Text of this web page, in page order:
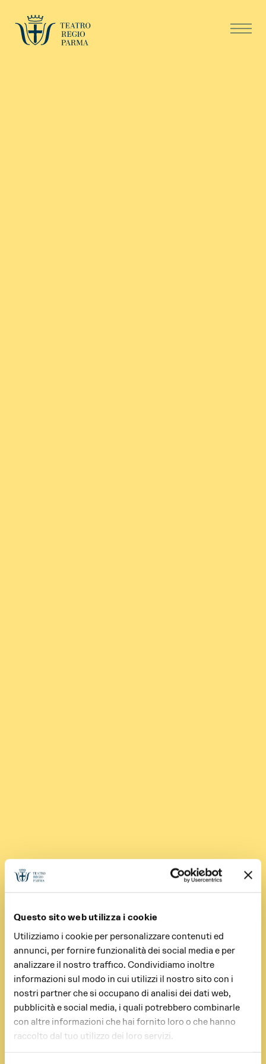
Questo sito web utilizza i cookie
Utilizziamo i cookie per personalizzare contenuti ed
annunci, per fornire funzionalità dei social media e per
analizzare il nostro traffico. Condividiamo inoltre
informazioni sul modo in cui utilizzi il nostro sito con i
nostri partner che si occupano di analisi dei dati web,
pubblicità e social media, i quali potrebbero combinarle
con altre informazioni che hai fornito loro o che hanno
raccolto dal tuo utilizzo dei loro servizi.